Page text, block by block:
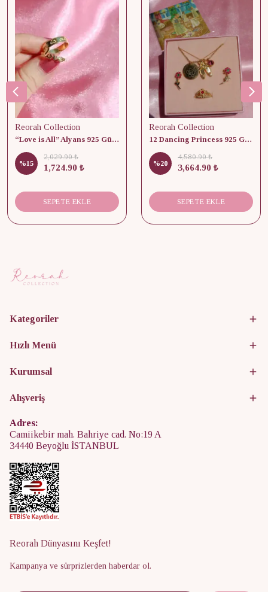
Reorah Collection
“Love is All” Alyans 925 Gümüş - Medium Beden
%15
2,029.90 ₺
1,724.90 ₺
SEPETE EKLE
Reorah Collection
12 Dancing Princess 925 Gümüş/ Kolye, Küpe ve Yüzük Set
%20
4,580.90 ₺
3,664.90 ₺
SEPETE EKLE
Kategoriler
Hızlı Menü
Kurumsal
Alışveriş
Adres:
Camiikebir mah. Bahriye cad. No:19 A
34440 Beyoğlu İSTANBUL
Reorah Dünyasını Keşfet!
Kampanya ve sürprizlerden haberdar ol.